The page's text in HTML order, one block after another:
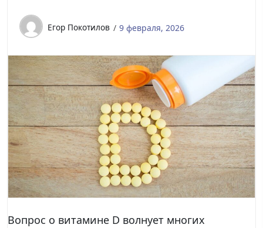
Егор Покотилов 9 февраля, 2026
Вопрос о витамине D волнует многих